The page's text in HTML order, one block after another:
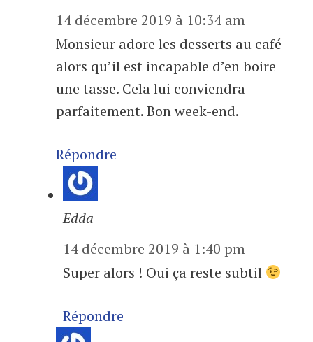
14 décembre 2019 à 10:34 am
Monsieur adore les desserts au café
alors qu’il est incapable d’en boire
une tasse. Cela lui conviendra
parfaitement. Bon week-end.
Répondre
Edda
14 décembre 2019 à 1:40 pm
Super alors ! Oui ça reste subtil
Répondre